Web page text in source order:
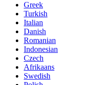
Greek
Turkish
Italian
Danish
Romanian
Indonesian
Czech
Afrikaans
Swedish